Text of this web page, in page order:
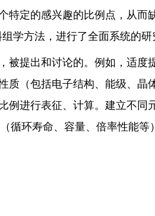
定的感兴趣的比例点，从而
学方法，进行了全面系统的
被提出和讨论的。例如，适
（包括电子结构、能级、
例进行表征、计算。建立不同
循环寿命、容量、倍率性能